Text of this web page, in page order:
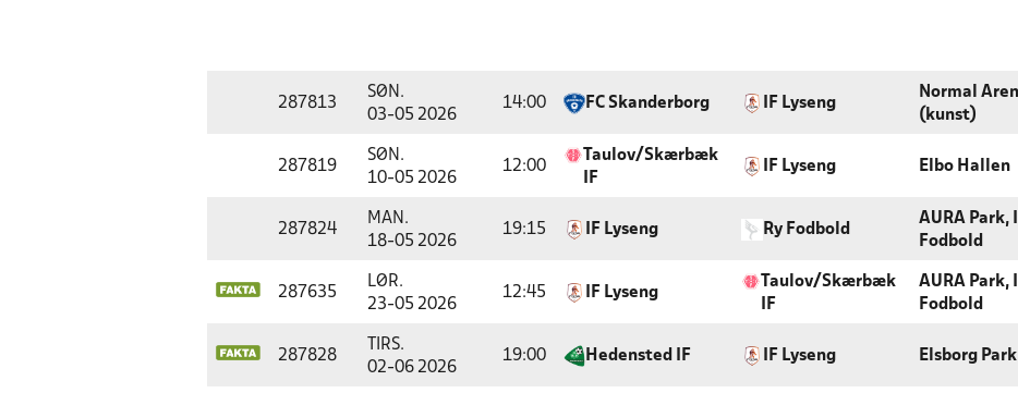
287813
SØN.
03-05 2026
14:00 FC Skanderborg IF Lyseng
Normal
(kunst)
287819
SØN.
10-05 2026
12:00
Taulov/Skærbæk
IF
IF Lyseng Elbo Hallen
287824
MAN.
18-05 2026
19:15 IF Lyseng Ry Fodbold
AURA Park,
Fodbold
287635
LØR.
23-05 2026
12:45 IF Lyseng
Taulov/Skærbæk
IF
AURA Park,
Fodbold
287828
TIRS.
02-06 2026
19:00 Hedensted IF IF Lyseng Elsborg